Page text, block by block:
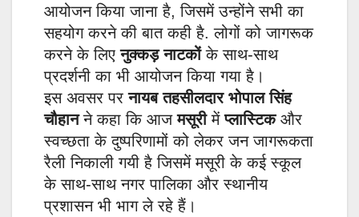
आयोजन किया जाना है, जिसमें उन्होंने सभी का
सहयोग करने की बात कही है. लोगों को जागरूक
करने के लिए नुक्कड़ नाटकोंके साथ-साथ
प्रदर्शनी का भी आयोजन किया गया है।
इस अवसर परनायब तहसीलदार भोपाल सिंह
चौहानने कहा कि आजमसूरीमेंप्लास्टिकऔर
स्वच्छता के दुष्परिणामों को लेकर जन जागरूकता
रैली निकाली गयी है जिसमें मसूरी के कई स्कूल
के साथ-साथ नगर पालिका और स्थानीय
प्रशासन भी भाग ले रहे हैं।